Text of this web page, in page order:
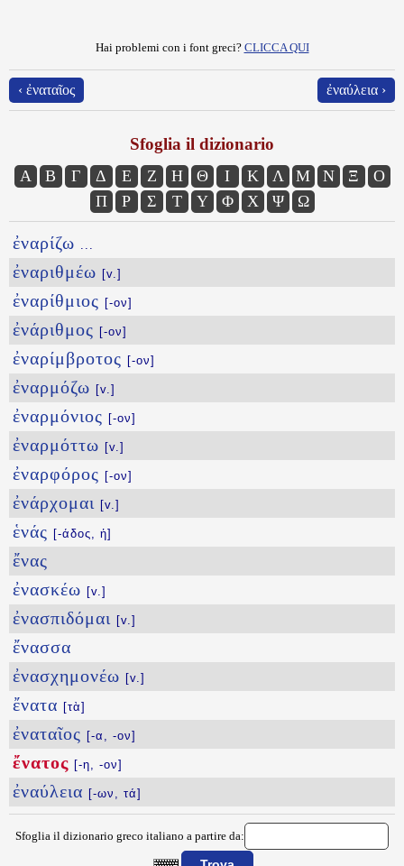
Hai problemi con i font greci? CLICCA QUI
‹ ἐναταῖος ἐναύλεια ›
Sfoglia il dizionario
Α Β Γ Δ Ε Ζ Η Θ Ι Κ Λ Μ Ν Ξ
Ο
Π
Ρ Σ Τ Υ Φ Χ Ψ Ω
ἐναρίζω ...
ἐναριθμέω [v.]
ἐναρίθμιος [-ον]
ἐνάριθμος [-ον]
ἐναρίμβροτος [-ον]
ἐναρμόζω [v.]
ἐναρμόνιος [-ον]
ἐναρμόττω [v.]
ἐναρφόρος [-ον]
ἐνάρχομαι [v.]
ἑνάς [-άδος, ἡ]
ἔνας
ἐνασκέω [v.]
ἐνασπιδόμαι [v.]
ἔνασσα
ἐνασχημονέω [v.]
ἔνατα [τὰ]
ἐναταῖος [-α, -ον]
ἔνατος [-η, -ον]
ἐναύλεια [-ων, τά]
Sfoglia il dizionario greco italiano a partire da: